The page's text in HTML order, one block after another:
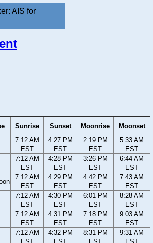
AIS for
Sunrise Sunset Moonrise
Moonset
7:12 AM
EST
4:27 PM
EST
2:19 PM
EST
5:33 AM
EST
7:12 AM
EST
4:28 PM
EST
3:26 PM
EST
6:44 AM
EST
7:12 AM
EST
4:29 PM
EST
4:42 PM
EST
7:43 AM
EST
7:12 AM
EST
4:30 PM
EST
6:01 PM
EST
8:28 AM
EST
7:12 AM
EST
4:31 PM
EST
7:18 PM
EST
9:03 AM
EST
7:12 AM
4:32 PM
8:31 PM
9:31 AM